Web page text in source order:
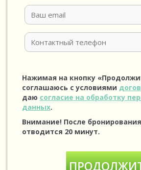
Нажимая на кнопку
соглашаюсь с условиями
даю согласие на обработку
данных.
Внимание! После
отводится 20 минут.